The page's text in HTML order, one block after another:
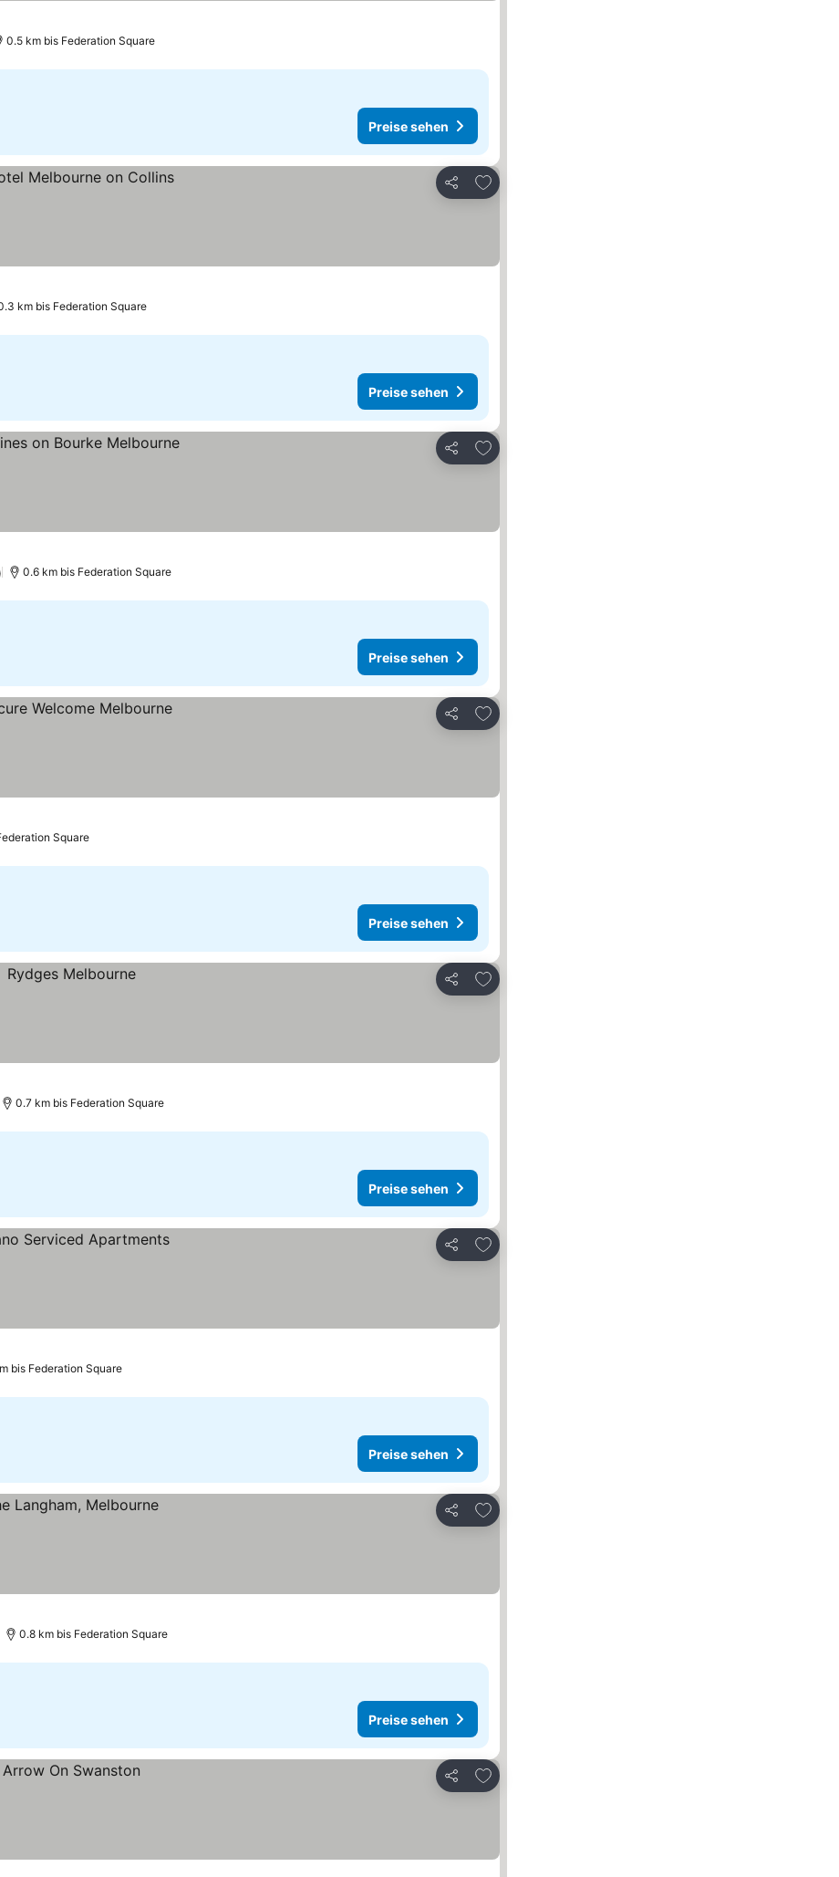
0.5 km bis Federation Square
Preise sehen
Teilen
Zu Favoriten hinzufügen
km bis Federation Square
Preise sehen
Teilen
Zu Favoriten hinzufügen
0.6 km bis Federation Square
Preise sehen
Teilen
Zu Favoriten hinzufügen
Square
Preise sehen
Teilen
Zu Favoriten hinzufügen
0.7 km bis Federation Square
Preise sehen
Teilen
Zu Favoriten hinzufügen
bis Federation Square
Preise sehen
Teilen
Zu Favoriten hinzufügen
0.8 km bis Federation Square
Preise sehen
Teilen
Zu Favoriten hinzufügen